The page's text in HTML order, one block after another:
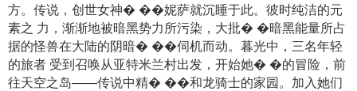
方。传说，创世女神� ��妮萨就沉睡于此。彼时纯洁的元
素之 力，渐渐地被暗黑势力所污染，大批� �暗黑能量所占
据的怪兽在大陆的阴暗� ��伺机而动。暮光中，三名年轻
的旅者 受到召唤从亚特米兰村出发，开始她� �的冒险，前
往天空之岛——传说中精� ��和龙骑士的家园。加入她们